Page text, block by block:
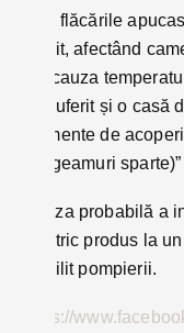
Însă flăcările
locuit, afectând
din cauza
de suferit și o casă
elemente de
trei geamuri
Cauza probabilă a
electric produs la
stabilit pompierii.
https://